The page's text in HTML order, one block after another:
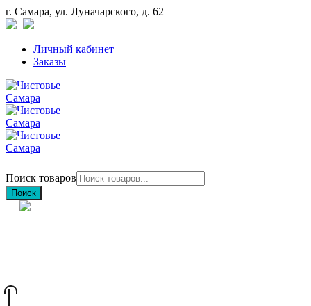
г. Самара, ул. Луначарского, д. 62
Личный кабинет
Заказы
Поиск товаров
Поиск